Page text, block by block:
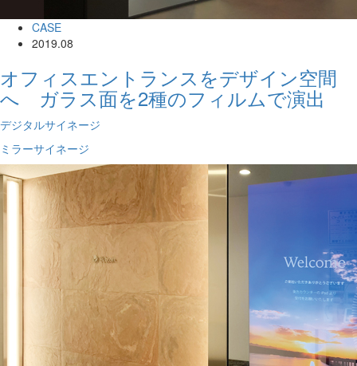
CASE
2019.08
オフィスエントランスをデザイン空間
へ ガラス面を2種のフィルムで演出
デジタルサイネージ
ミラーサイネージ